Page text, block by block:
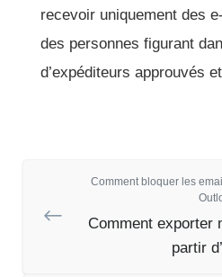
recevoir uniquement des
des personnes figurant
d’expéditeurs approuvés
Comment bloquer les
Comment exporter
partir